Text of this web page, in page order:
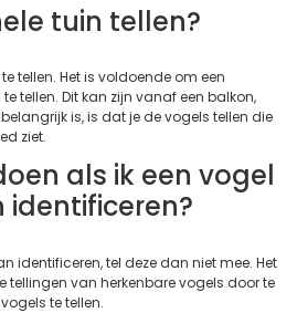
tuin tellen?
tellen. Het is voldoende om een
tellen. Dit kan zijn vanaf een balkon,
is, is dat je de vogels tellen die
ziet.
als ik een vogel
identificeren?
identificeren, tel deze dan niet mee. Het
tellingen van herkenbare vogels door te
te tellen.